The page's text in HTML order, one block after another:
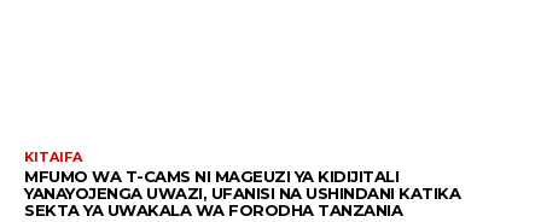
KITAIFA
MFUMO WA T-CAMS NI MAGEUZI YA KIDIJITALI
YANAYOJENGA UWAZI, UFANISI NA USHINDANI KATIKA
SEKTA YA UWAKALA WA FORODHA TANZANIA